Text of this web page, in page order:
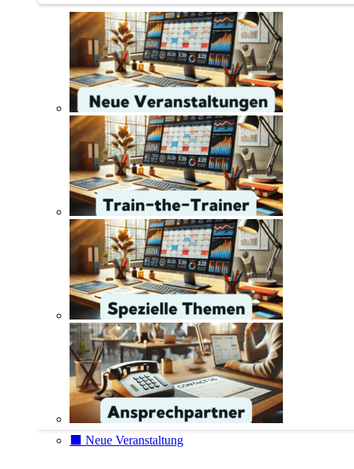
⬛️ Neue Veranstaltung